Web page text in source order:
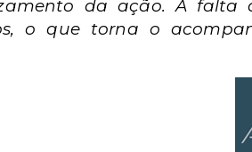
da ação. A falta
o que torna o